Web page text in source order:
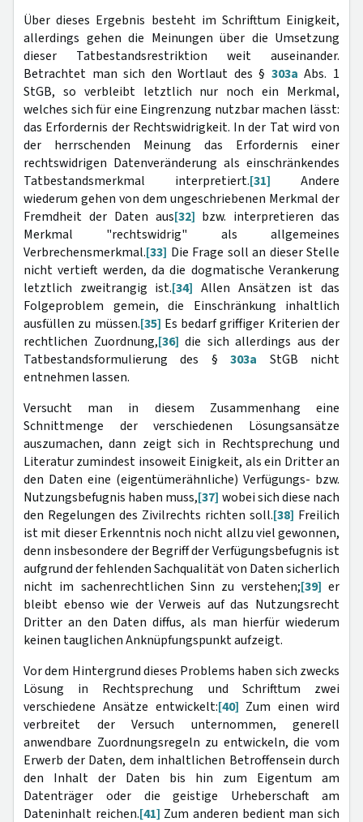
Über dieses Ergebnis besteht im Schrifttum Einigkeit,
allerdings gehen die Meinungen über die Umsetzung
dieser Tatbestandsrestriktion weit auseinander.
Betrachtet man sich den Wortlaut des § 303a Abs. 1
StGB, so verbleibt letztlich nur noch ein Merkmal,
welches sich für eine Eingrenzung nutzbar machen lässt:
das Erfordernis der Rechtswidrigkeit. In der Tat wird von
der herrschenden Meinung das Erfordernis einer
rechtswidrigen Datenveränderung als einschränkendes
Tatbestandsmerkmal interpretiert.[31] Andere
wiederum gehen von dem ungeschriebenen Merkmal der
Fremdheit der Daten aus[32] bzw. interpretieren das
Merkmal "rechtswidrig" als allgemeines
Verbrechensmerkmal.[33] Die Frage soll an dieser Stelle
nicht vertieft werden, da die dogmatische Verankerung
letztlich zweitrangig ist.[34] Allen Ansätzen ist das
Folgeproblem gemein, die Einschränkung inhaltlich
ausfüllen zu müssen.[35] Es bedarf griffiger Kriterien der
rechtlichen Zuordnung,[36] die sich allerdings aus der
Tatbestandsformulierung des §303a StGB nicht
entnehmen lassen.
Versucht man in diesem Zusammenhang eine
Schnittmenge der verschiedenen Lösungsansätze
auszumachen, dann zeigt sich in Rechtsprechung und
Literatur zumindest insoweit Einigkeit, als ein Dritter an
den Daten eine (eigentümerähnliche) Verfügungs- bzw.
Nutzungsbefugnis haben muss,[37] wobei sich diese nach
den Regelungen des Zivilrechts richten soll.[38] Freilich
ist mit dieser Erkenntnis noch nicht allzu viel gewonnen,
denn insbesondere der Begriff der Verfügungsbefugnis ist
aufgrund der fehlenden Sachqualität von Daten sicherlich
nicht im sachenrechtlichen Sinn zu verstehen;[39] er
bleibt ebenso wie der Verweis auf das Nutzungsrecht
Dritter an den Daten diffus, als man hierfür wiederum
keinen tauglichen Anknüpfungspunkt aufzeigt.
Vor dem Hintergrund dieses Problems haben sich zwecks
Lösung in Rechtsprechung und Schrifttum zwei
verschiedene Ansätze entwickelt:[40] Zum einen wird
verbreitet der Versuch unternommen, generell
anwendbare Zuordnungsregeln zu entwickeln, die vom
Erwerb der Daten, dem inhaltlichen Betroffensein durch
den Inhalt der Daten bis hin zum Eigentum am
Datenträger oder die geistige Urheberschaft am
Dateninhalt reichen.[41] Zum anderen bedient man sich